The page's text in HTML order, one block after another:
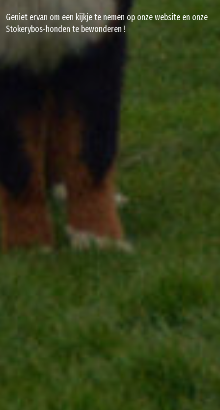
Geniet ervan om een kijkje te nemen op onze website en onze
Stokerybos-honden te bewonderen !